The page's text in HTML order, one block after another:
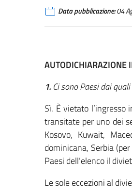
Data pubblicazione:04
AUTODICHIARAZIONE
1. Ci sono Paesi dai
Sì. È vietato
transitate per uno dei
Kosovo, Kuwait,
dominicana, Serbia
Paesi dell’elenco il
Le sole eccezioni al